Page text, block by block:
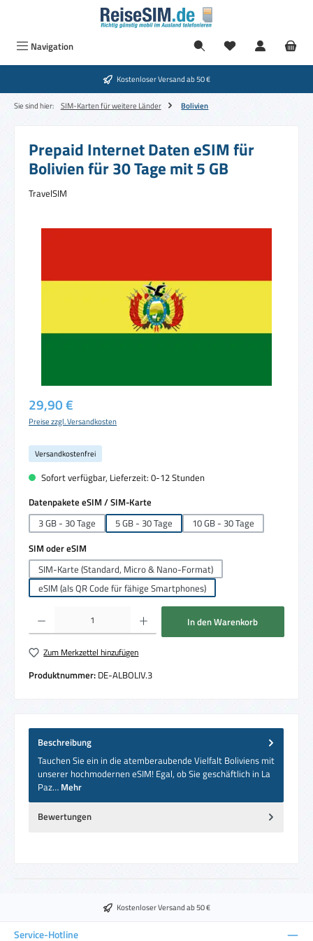
Zum Hauptinhalt springen
Navigation
Kostenloser Versand ab 50 €
Sie sind hier: SIM-Karten für weitere Länder Bolivien
Prepaid Internet Daten eSIM für
Bolivien für 30 Tage mit 5 GB
TravelSIM
Regulärer Preis:
29,90 €
Preise zzgl. Versandkosten
Versandkostenfrei
Sofort verfügbar, Lieferzeit: 0-12 Stunden
Datenpakete eSIM / SIM-Karte
3 GB - 30 Tage
5 GB - 30 Tage
10 GB - 30 Tage
SIM oder eSIM
SIM-Karte (Standard, Micro & Nano-Format)
eSIM (als QR Code für fähige Smartphones)
Produkt Anzahl: Gib den gewünschten Wert ein oder benutze die Schaltflächen um
In den Warenkorb
Zum Merkzettel hinzufügen
Produktnummer: DE-ALBOLIV.3
Beschreibung
Tauchen Sie ein in die atemberaubende Vielfalt Boliviens mit
unserer hochmodernen eSIM! Egal, ob Sie geschäftlich in La
Paz… Mehr
Bewertungen
Kostenloser Versand ab 50 €
Service-Hotline